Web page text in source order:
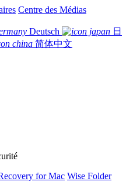
Centre des Médias
Deutsch
日
简体中文
for Mac Wise Folder